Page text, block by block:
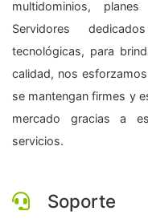
multidominios,
Servidores
tecnológicas, para
calidad, nos
se mantengan firmes y
mercado gracias a
servicios.
Soporte